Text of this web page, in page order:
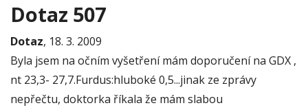
Dotaz 507
Dotaz, 18. 3. 2009
Byla jsem na očním vyšetření mám doporučení na GDX ,
nt 23,3- 27,7.Furdus:hluboké 0,5...jinak ze zprávy
nepřečtu, doktorka říkala že mám slabou